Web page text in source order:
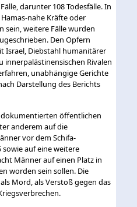
darunter 108 Todesfälle. In
nahe Kräfte oder
sein, weitere Fälle wurden
Den Opfern
Israel, Diebstahl humanitärer
innerpalästinensischen Rivalen
unabhängige Gerichte
Darstellung des Berichts
öffentlichen
anderem auf die
vor dem Schifa-
auf eine weitere
Männer auf einen Platz in
worden sein sollen. Die
Mord, als Verstoß gegen das